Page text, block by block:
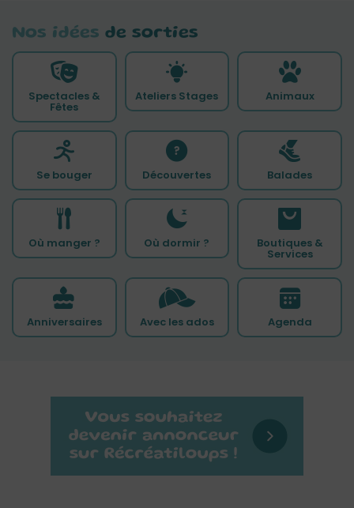
Nos idées de sorties
Spectacles &
Fêtes
Ateliers Stages Animaux
Se bouger Découvertes Balades
Où manger ? Où dormir ? Boutiques &
Services
Anniversaires Avec les ados Agenda